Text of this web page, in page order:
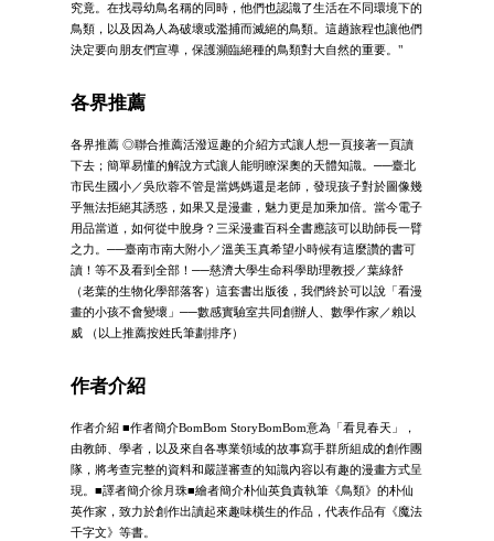
究竟。在找尋幼鳥名稱的同時，他們也認識了生活在不同環境下的
鳥類，以及因為人為破壞或濫捕而滅絕的鳥類。這趟旅程也讓他們
決定要向朋友們宣導，保護瀕臨絕種的鳥類對大自然的重要。"
各界推薦
各界推薦 ◎聯合推薦活潑逗趣的介紹方式讓人想一頁接著一頁讀
下去；簡單易懂的解說方式讓人能明瞭深奧的天體知識。──臺北
市民生國小／吳欣蓉不管是當媽媽還是老師，發現孩子對於圖像幾
乎無法拒絕其誘惑，如果又是漫畫，魅力更是加乘加倍。當今電子
用品當道，如何從中脫身？三采漫畫百科全書應該可以助師長一臂
之力。──臺南市南大附小／溫美玉真希望小時候有這麼讚的書可
讀！等不及看到全部！──慈濟大學生命科學助理教授／葉綠舒
（老葉的生物化學部落客）這套書出版後，我們終於可以說「看漫
畫的小孩不會變壞」──數感實驗室共同創辦人、數學作家／賴以
威 （以上推薦按姓氏筆劃排序）
作者介紹
作者介紹 ■作者簡介BomBom StoryBomBom意為「看見春天」，
由教師、學者，以及來自各專業領域的故事寫手群所組成的創作團
隊，將考查完整的資料和嚴謹審查的知識內容以有趣的漫畫方式呈
現。■譯者簡介徐月珠■繪者簡介朴仙英負責執筆《鳥類》的朴仙
英作家，致力於創作出讀起來趣味橫生的作品，代表作品有《魔法
千字文》等書。